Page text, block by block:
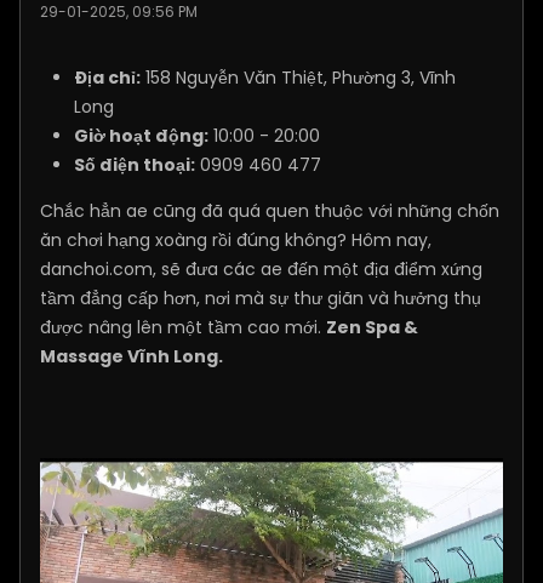
29-01-2025, 09:56 PM
Địa chỉ: 158 Nguyễn Văn Thiệt, Phường 3, Vĩnh
Long
Giờ hoạt động: 10:00 - 20:00
Số điện thoại: 0909 460 477
Chắc hẳn ae cũng đã quá quen thuộc với những chốn
ăn chơi hạng xoàng rồi đúng không? Hôm nay,
danchoi.com, sẽ đưa các ae đến một địa điểm xứng
tầm đẳng cấp hơn, nơi mà sự thư giãn và hưởng thụ
được nâng lên một tầm cao mới. Zen Spa &
Massage Vĩnh Long.